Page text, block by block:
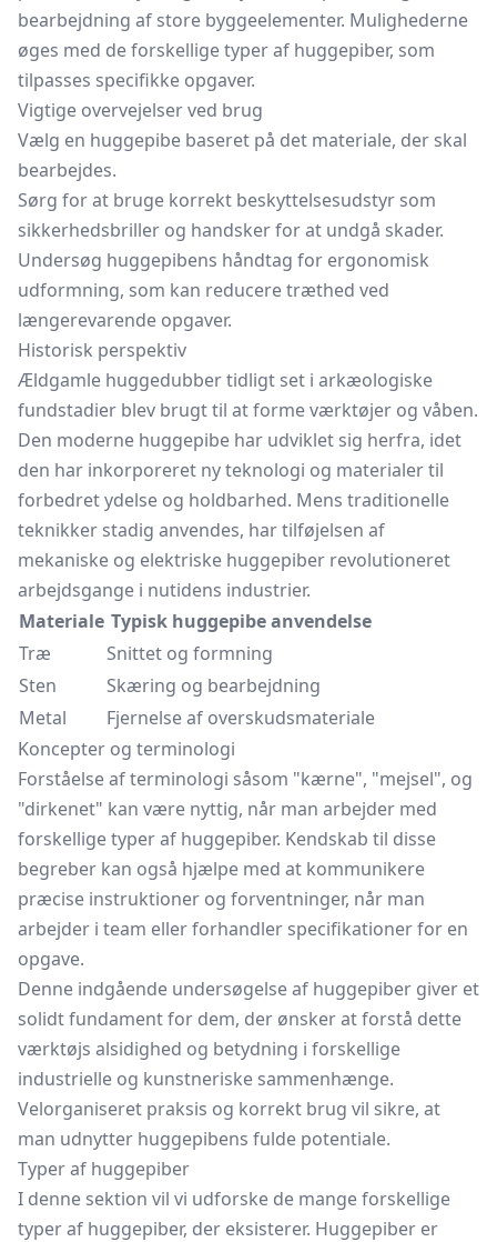
bearbejdning af store byggeelementer. Mulighederne
øges med de forskellige typer af huggepiber, som
tilpasses specifikke opgaver.
Vigtige overvejelser ved brug
Vælg en huggepibe baseret på det materiale, der skal
bearbejdes.
Sørg for at bruge korrekt beskyttelsesudstyr som
sikkerhedsbriller og handsker for at undgå skader.
Undersøg huggepibens håndtag for ergonomisk
udformning, som kan reducere træthed ved
længerevarende opgaver.
Historisk perspektiv
Ældgamle huggedubber tidligt set i arkæologiske
fundstadier blev brugt til at forme værktøjer og våben.
Den moderne huggepibe har udviklet sig herfra, idet
den har inkorporeret ny teknologi og materialer til
forbedret ydelse og holdbarhed. Mens traditionelle
teknikker stadig anvendes, har tilføjelsen af
mekaniske og elektriske huggepiber revolutioneret
arbejdsgange i nutidens industrier.
Materiale Typisk huggepibe anvendelse
Træ
Snittet og formning
Sten
Skæring og bearbejdning
Metal
Fjernelse af overskudsmateriale
Koncepter og terminologi
Forståelse af terminologi såsom "kærne", "mejsel", og
"dirkenet" kan være nyttig, når man arbejder med
forskellige typer af huggepiber. Kendskab til disse
begreber kan også hjælpe med at kommunikere
præcise instruktioner og forventninger, når man
arbejder i team eller forhandler specifikationer for en
opgave.
Denne indgående undersøgelse af huggepiber giver et
solidt fundament for dem, der ønsker at forstå dette
værktøjs alsidighed og betydning i forskellige
industrielle og kunstneriske sammenhænge.
Velorganiseret praksis og korrekt brug vil sikre, at
man udnytter huggepibens fulde potentiale.
Typer af huggepiber
I denne sektion vil vi udforske de mange forskellige
typer af huggepiber, der eksisterer. Huggepiber er